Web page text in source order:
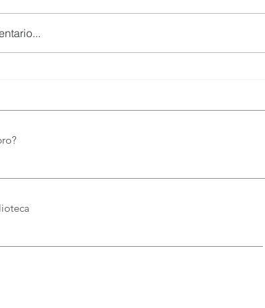
y
futuro de Galápagos